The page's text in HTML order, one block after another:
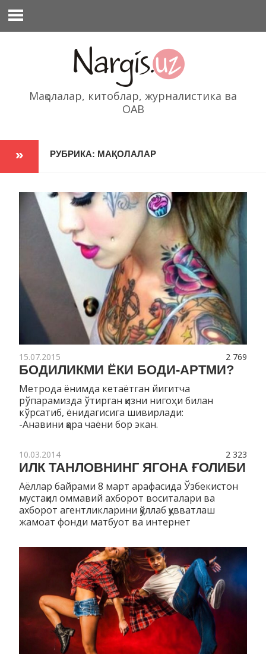
содержимому
Мақолалар, китоблар, журналистика ва
ОАВ
РУБРИКА: МАҚОЛАЛАР
2 769
15.07.2015
БОДИЛИКМИ ЁКИ БОДИ-АРТМИ?
Метрода ёнимда кетаётган йигитча
рўпарамизда ўтирган қизни нигоҳи билан
кўрсатиб, ёнидагисига шивирлади:
-Анавини қара чаёни бор экан.
2 323
10.03.2014
ИЛК ТАНЛОВНИНГ ЯГОНА ҒОЛИБИ
Аёллар байрами 8 март арафасида Ўзбекистон
мустақил оммавий ахборот воситалари ва
ахборот агентликларини қўллаб қувватлаш
жамоат фонди матбуот ва интернет